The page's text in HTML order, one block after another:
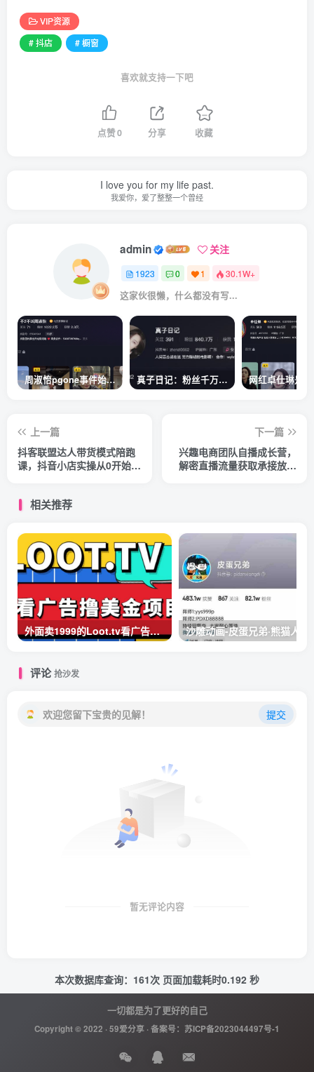
VIP资源
# 抖店
# 橱窗
喜欢就支持一下吧
点赞0 分享 收藏
I love you for my life past.
我爱你，爱了整整一个曾经
admin 关注
1923 0 1 30.1W+
这家伙很懒，什么都没有写...
周淑怡pgone事件始末，周淑怡现状 真子日记：粉丝千万的真子日记是最懂反转的网红吗？
上一篇
抖客联盟达人带货模式陪跑
课，抖音小店实操从0开始教
下一篇
兴趣电商团队自播成长营，
解密直播流量获取承接放大
相关推荐
外面卖1999的Loot.tv看广告撸美金项目，号称月入轻松4000【详细教程+上车资源渠道】
评论抢沙发
欢迎您留下宝贵的见解！ 提交
暂无评论内容
本次数据库查询：161次 页面加载耗时0.192 秒
一切都是为了更好的自己
Copyright © 2022 ·59爱分享 · 备案号： 苏ICP备2023044497号-1